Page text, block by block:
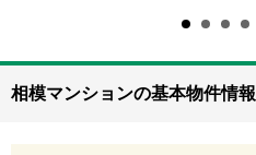
相模マンションの基本物件情報